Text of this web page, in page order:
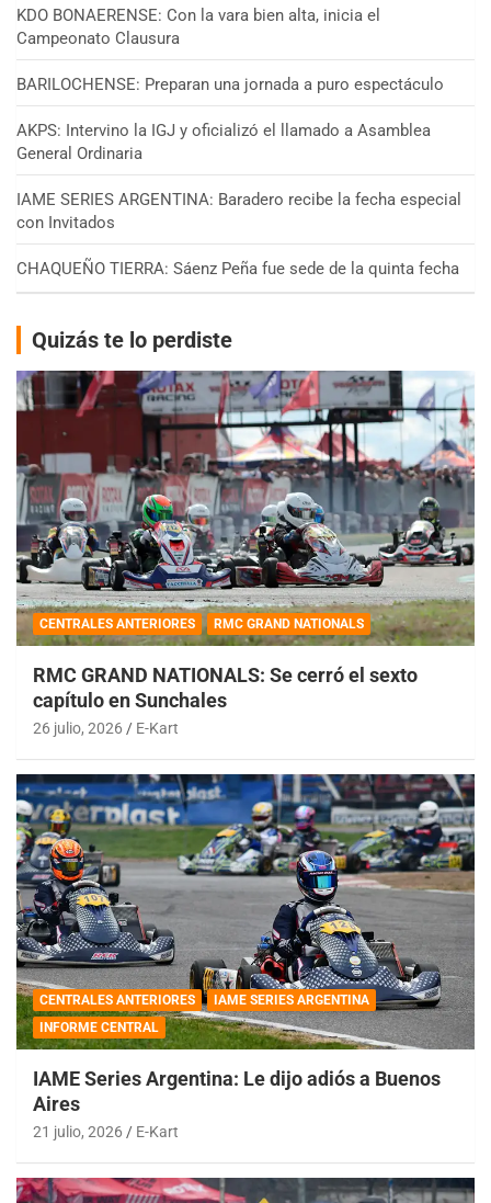
KDO BONAERENSE: Con la vara bien alta, inicia el
Campeonato Clausura
BARILOCHENSE: Preparan una jornada a puro espectáculo
AKPS: Intervino la IGJ y oficializó el llamado a Asamblea
General Ordinaria
IAME SERIES ARGENTINA: Baradero recibe la fecha especial
con Invitados
CHAQUEÑO TIERRA: Sáenz Peña fue sede de la quinta fecha
Quizás te lo perdiste
CENTRALES ANTERIORES RMC GRAND NATIONALS
RMC GRAND NATIONALS: Se cerró el sexto
capítulo en Sunchales
26 julio, 2026 E-Kart
CENTRALES ANTERIORES
IAME SERIES ARGENTINA
INFORME CENTRAL
IAME Series Argentina: Le dijo adiós a Buenos
Aires
21 julio, 2026 E-Kart